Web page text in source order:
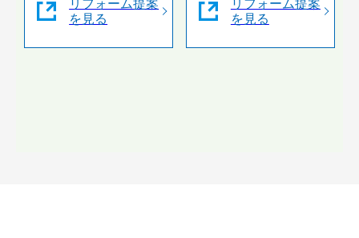
リフォーム提案
を見る
リフォーム提案
を見る